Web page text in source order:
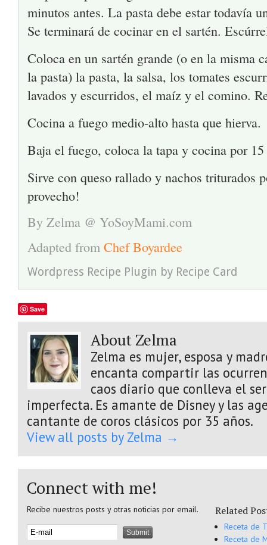
minutos antes. La pasta debe estar todavía
Se terminará de cocinar en el sartén.
Coloca en un sartén grande (o en la misma
la pasta) la pasta, la salsa, los tomates
lavados y escurridos, el maíz y el comino.
Cocina a fuego medio-alto hasta que hierva.
Baja el fuego, coloca la tapa y cocina por
Sirve con queso rallado y nachos triturados
provecho!
By Zelma @ YoSoyMami.com
Adapted from Chef Boyardee
Wordpress Recipe Plugin by Recipe Card
Save
About Zelma
Zelma es mujer, esposa y
encanta compartir las
caos diario que conlleva el
imperfecta. Es amante de Disney y las
cantante de coros clásicos por 35 años.
View all posts by Zelma →
Connect with me!
Recibe nuestros posts y otras noticias por email. Related
Receta de
Receta de